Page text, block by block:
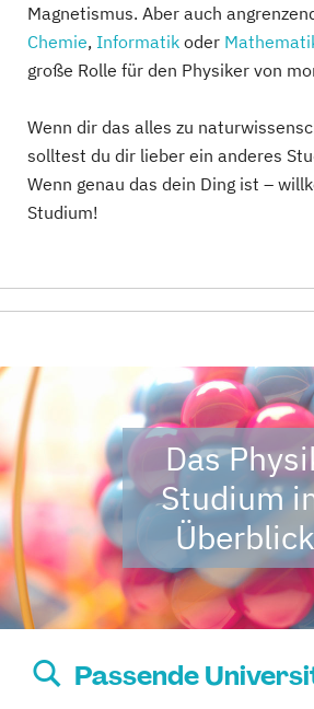
Magnetismus. Aber auch
Chemie, Informatik oder
große Rolle für den Physiker von
Wenn dir das alles zu
solltest du dir lieber ein anderes
Wenn genau das dein Ding ist –
Studium!
Das
Studium
Überblick
Passende